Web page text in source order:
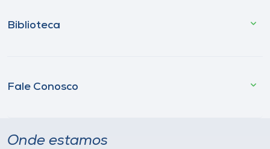
Biblioteca
Fale Conosco
Onde estamos